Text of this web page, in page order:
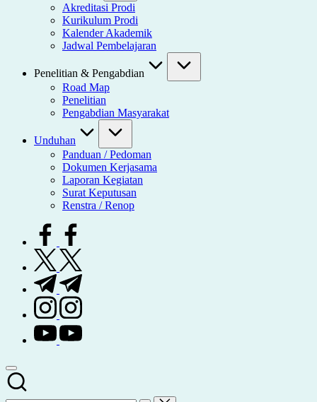
Akreditasi Prodi
Kurikulum Prodi
Kalender Akademik
Jadwal Pembelajaran
Penelitian & Pengabdian
Road Map
Penelitian
Pengabdian Masyarakat
Unduhan
Panduan / Pedoman
Dokumen Kerjasama
Laporan Kegiatan
Surat Keputusan
Renstra / Renop
facebook.com
twitter.com
t.me
instagram.com
youtube.com